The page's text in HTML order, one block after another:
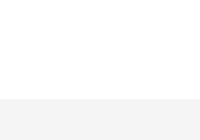
타일 플랫폼으로의 도약을 알렸